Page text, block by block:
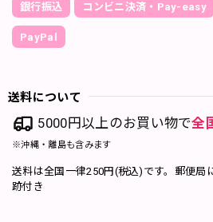
銀行振込 コンビニ決済・Pay-easy
PayPal
送料について
5000円以上のお買い物で全
※沖縄・離島も含みます
送料は全国一律250円(税込)です。郵便
跡付き